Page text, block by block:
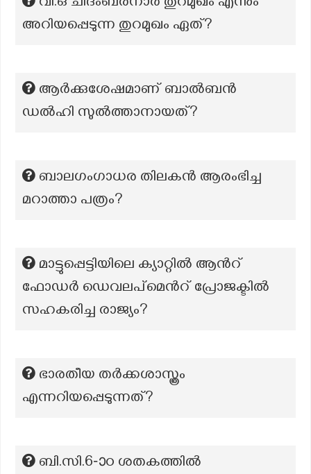
അറിയപ്പെടുന്ന തുറമുഖം ഏത്?
ആർക്കുശേഷമാണ് ബാൽബൻ
ഡൽഹി സുൽത്താനായത്?
ബാലഗംഗാധര തിലകൻ ആരംഭിച്ച
മറാത്താ പത്രം?
മാട്ടുപ്പെട്ടിയിലെ ക്യാറ്റിൽ ആന്‍റ്
ഫോഡർ ഡെവലപ്മെന്‍റ് പ്രോജക്ടിൽ
സഹകരിച്ച രാജ്യം?
ഭാരതീയ തർക്കശാസ്ത്രം
എന്നറിയപ്പെടുന്നത്?
ബി.സി.6-ാo ശതകത്തിൽ